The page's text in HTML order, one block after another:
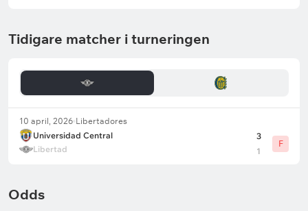
Tidigare matcher i turneringen
10 april, 2026 Libertadores
Universidad Central
Libertad
3
1
F
Odds